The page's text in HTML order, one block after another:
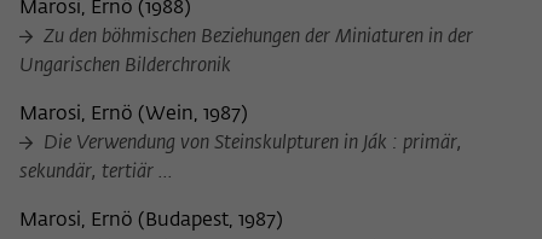
Marosi, Ernö (1988)
Zu den böhmischen Beziehungen der Miniaturen in der
Ungarischen Bilderchronik
Marosi, Ernö (Wein, 1987)
Die Verwendung von Steinskulpturen in Ják : primär,
sekundär, tertiär ...
Marosi, Ernö ( Budapest, 1987)
Zweck
der/die Besucher:in durch eine Verlinkung
auf wiko-berlin.de weitergeleitet wurde.
Name _pk_ses
Anbieter Matomo
Laufzeit 30 Minuten
können